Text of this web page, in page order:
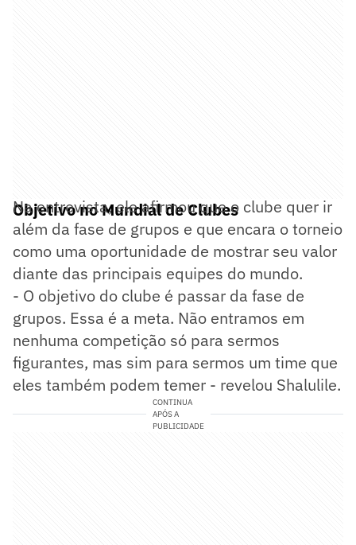
Objetivo no Mundial de Clubes
Na entrevista, ele afirmou que o clube quer ir
além da fase de grupos e que encara o torneio
como uma oportunidade de mostrar seu valor
diante das principais equipes do mundo.
- O objetivo do clube é passar da fase de
grupos. Essa é a meta. Não entramos em
nenhuma competição só para sermos
figurantes, mas sim para sermos um time que
eles também podem temer - revelou Shalulile.
CONTINUA
APÓS A
PUBLICIDADE